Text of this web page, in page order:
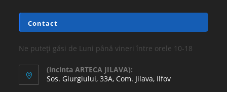
Contact
Ne puteți găsi de Luni până vineri între orele 10-18
(incinta ARTECA JILAVA):
Sos. Giurgiului, 33A, Com. Jilava, Ilfov